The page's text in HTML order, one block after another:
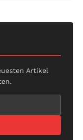
Artikel